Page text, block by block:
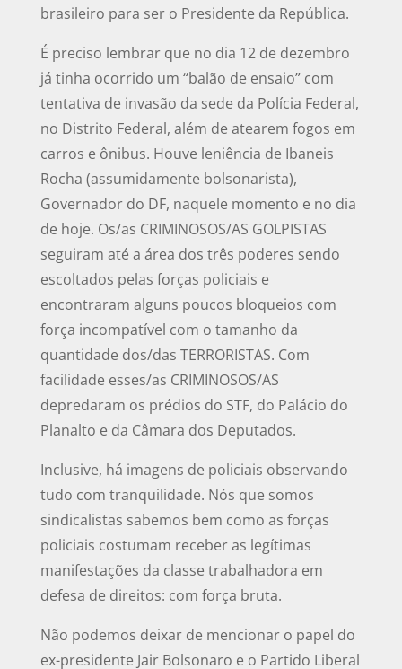
brasileiro para ser o Presidente da República.
É preciso lembrar que no dia 12 de dezembro
já tinha ocorrido um “balão de ensaio” com
tentativa de invasão da sede da Polícia Federal,
no Distrito Federal, além de atearem fogos em
carros e ônibus. Houve leniência de Ibaneis
Rocha (assumidamente bolsonarista),
Governador do DF, naquele momento e no dia
de hoje. Os/as CRIMINOSOS/AS GOLPISTAS
seguiram até a área dos três poderes sendo
escoltados pelas forças policiais e
encontraram alguns poucos bloqueios com
força incompatível com o tamanho da
quantidade dos/das TERRORISTAS. Com
facilidade esses/as CRIMINOSOS/AS
depredaram os prédios do STF, do Palácio do
Planalto e da Câmara dos Deputados.
Inclusive, há imagens de policiais observando
tudo com tranquilidade. Nós que somos
sindicalistas sabemos bem como as forças
policiais costumam receber as legítimas
manifestações da classe trabalhadora em
defesa de direitos: com força bruta.
Não podemos deixar de mencionar o papel do
ex-presidente Jair Bolsonaro e o Partido Liberal